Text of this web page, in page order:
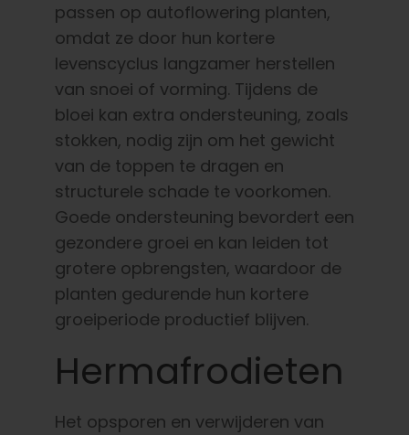
passen op autoflowering planten,
omdat ze door hun kortere
levenscyclus langzamer herstellen
van snoei of vorming. Tijdens de
bloei kan extra ondersteuning, zoals
stokken, nodig zijn om het gewicht
van de toppen te dragen en
structurele schade te voorkomen.
Goede ondersteuning bevordert een
gezondere groei en kan leiden tot
grotere opbrengsten, waardoor de
planten gedurende hun kortere
groeiperiode productief blijven.
Hermafrodieten
Het opsporen en verwijderen van